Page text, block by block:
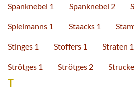
Spanknebel 1 Spanknebel 2
Spielmanns 1 Staacks 1
Stinges 1 Stoffers 1 Straten 1
Strötges 1 Strötges 2
T